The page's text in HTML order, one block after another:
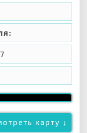
карту ↓